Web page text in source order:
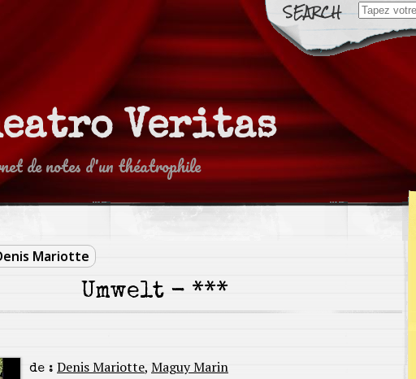
Search
for:
Veritas
de notes d'un théatrophile
Mariotte
Umwelt - ***
de : Denis Mariotte, Maguy Marin